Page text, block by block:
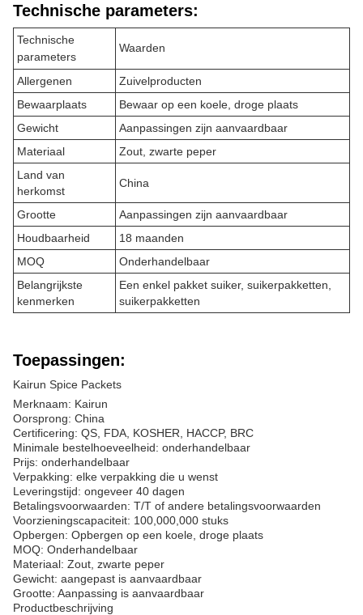
Technische parameters:
Technische
parameters
Waarden
Allergenen
Zuivelproducten
Bewaarplaats
Bewaar op een koele, droge plaats
Gewicht
Aanpassingen zijn aanvaardbaar
Materiaal
Zout, zwarte peper
Land van
herkomst
China
Grootte
Aanpassingen zijn aanvaardbaar
Houdbaarheid
18 maanden
MOQ
Onderhandelbaar
Belangrijkste
kenmerken
Een enkel pakket suiker, suikerpakketten,
suikerpakketten
Toepassingen:
Kairun Spice Packets
Merknaam: Kairun
Oorsprong: China
Certificering: QS, FDA, KOSHER, HACCP, BRC
Minimale bestelhoeveelheid: onderhandelbaar
Prijs: onderhandelbaar
Verpakking: elke verpakking die u wenst
Leveringstijd: ongeveer 40 dagen
Betalingsvoorwaarden: T/T of andere betalingsvoorwaarden
Voorzieningscapaciteit: 100,000,000 stuks
Opbergen: Opbergen op een koele, droge plaats
MOQ: Onderhandelbaar
Materiaal: Zout, zwarte peper
Gewicht: aangepast is aanvaardbaar
Grootte: Aanpassing is aanvaardbaar
Productbeschrijving